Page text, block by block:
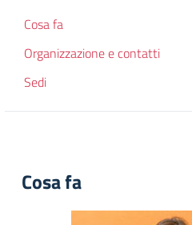
Cosa fa
Organizzazione e contatti
Sedi
Cosa fa